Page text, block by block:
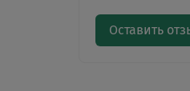
Оставить